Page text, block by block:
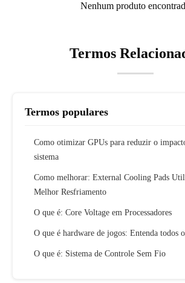
Nenhum produto
Termos
Termos populares
Como otimizar GPUs para reduzir o
sistema
Como melhorar: External Cooling Pads
Melhor Resfriamento
O que é: Core Voltage em Processadores
O que é hardware de jogos: Entenda todos
O que é: Sistema de Controle Sem Fio